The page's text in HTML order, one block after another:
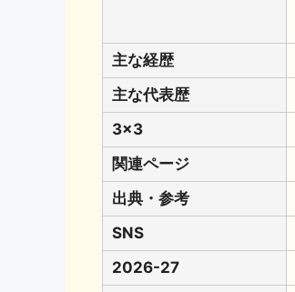
主な経歴
主な代表歴
3x3
関連ページ
出典・参考
SNS
2026-27